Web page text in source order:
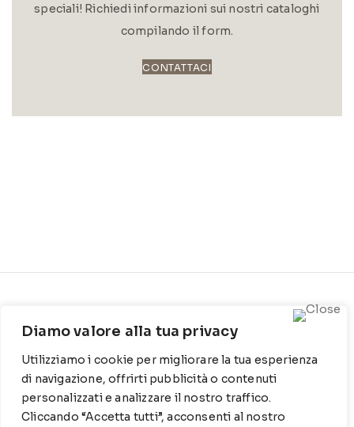
Diamo valore alla tua privacy
Utilizziamo i cookie per migliorare la tua esperienza
di navigazione, offrirti pubblicità o contenuti
personalizzati e analizzare il nostro traffico.
Cliccando “Accetta tutti”, acconsenti al nostro
speciali! Richiedi informazioni sui nostri cataloghi
compilando il form.
CONTATTACI
Contrada Locosantissimo
1316 - 70044 Polignano a
T: 080 917 78 89
Chi siamo
Cookie Policy